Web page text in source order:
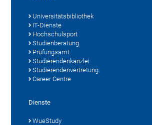
Universitätsbibliothek
IT-Dienste
Hochschulsport
Studienberatung
Prüfungsamt
Studierendenkanzlei
Studierendenvertretung
Career Centre
Dienste
WueStudy